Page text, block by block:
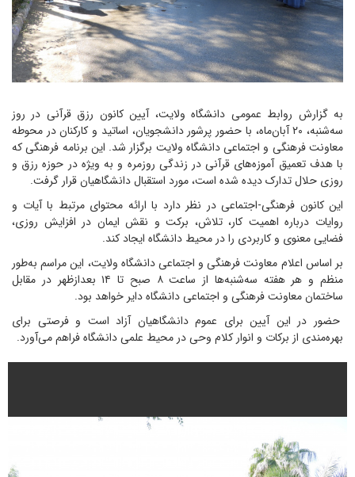
به گزارش روابط عمومی دانشگاه ولایت، آیین کانون رزق قرآنی در روز
سه‌شنبه، ۲۰ آبان‌ماه، با حضور پرشور دانشجویان، اساتید و کارکنان در محوطه
معاونت فرهنگی و اجتماعی دانشگاه ولایت برگزار شد. این برنامه فرهنگی که
با هدف تعمیق آموزه‌های قرآنی در زندگی روزمره و به ویژه در حوزه رزق و
روزی حلال تدارک دیده شده است، مورد استقبال دانشگاهیان قرار گرفت.
این کانون فرهنگی-اجتماعی در نظر دارد با ارائه محتوای مرتبط با آیات و
روایات درباره اهمیت کار، تلاش، برکت و نقش ایمان در افزایش روزی،
فضایی معنوی و کاربردی را در محیط دانشگاه ایجاد کند.
بر اساس اعلام معاونت فرهنگی و اجتماعی دانشگاه ولایت، این مراسم به‌طور
منظم و هر هفته سه‌شنبه‌ها از ساعت ۸ صبح تا ۱۴ بعدازظهر در مقابل
ساختمان معاونت فرهنگی و اجتماعی دانشگاه دایر خواهد بود.
حضور در این آیین برای عموم دانشگاهیان آزاد است و فرصتی برای
بهره‌مندی از برکات و انوار کلام وحی در محیط علمی دانشگاه فراهم می‌آورد.